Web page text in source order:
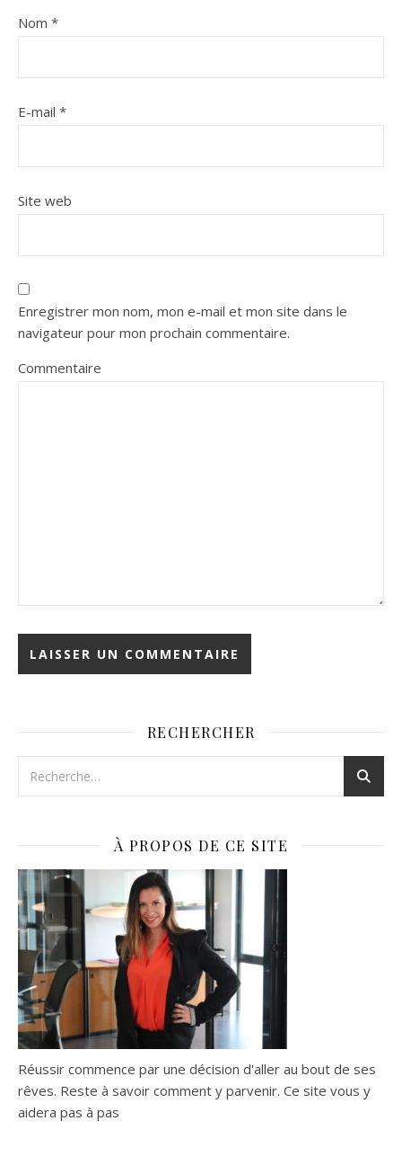
Nom *
E-mail *
Site web
Enregistrer mon nom, mon e-mail et mon site dans le
navigateur pour mon prochain commentaire.
Commentaire
RECHERCHER
À PROPOS DE CE SITE
Réussir commence par une décision d'aller au bout de ses
rêves. Reste à savoir comment y parvenir. Ce site vous y
aidera pas à pas